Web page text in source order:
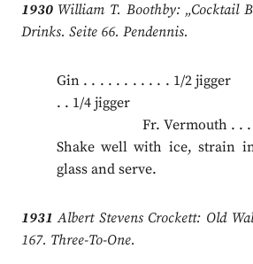
1930William T. Boothby: „Cocktail
Drinks. Seite 66. Pendennis.
Gin . . . . . . . . . . . 1/2
. . 1/4 jigger
Fr. Vermouth . . . . .
Shake well with ice, strain
glass and serve.
1931 Albert Stevens Crockett: Old
167. Three-To-One.